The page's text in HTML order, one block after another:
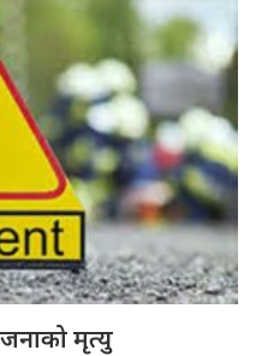
मृत्यु